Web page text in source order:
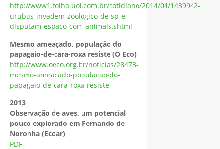
http://www1.folha.uol.com.br/cotidiano/2014/04/1439942-
urubus-invadem-zoologico-de-sp-e-
disputam-espaco-com-animais.shtml
Mesmo ameaçado, população do
papagaio-de-cara-roxa resiste (O Eco)
http://www.oeco.org.br/noticias/28473-
mesmo-ameacado-populacao-do-
papagaio-de-cara-roxa-resiste
2013
Observação de aves, um potencial
pouco explorado em Fernando de
Noronha (Ecoar)
PDF